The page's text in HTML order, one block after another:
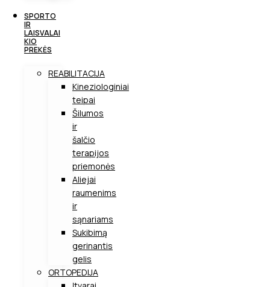
SPORTO
IR
LAISVALAI
KIO
PREKĖS
REABILITACIJA
Kineziologiniai
teipai
Šilumos
ir
šalčio
terapijos
priemonės
Aliejai
raumenims
ir
sąnariams
Sukibimą
gerinantis
gelis
ORTOPEDIJA